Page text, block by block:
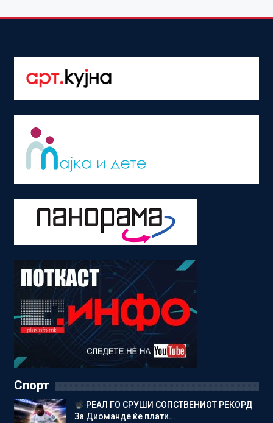
Спорт
РЕАЛ ГО СРУШИ СОПСТВЕНИОТ РЕКОРД
За Диоманде ќе плати…